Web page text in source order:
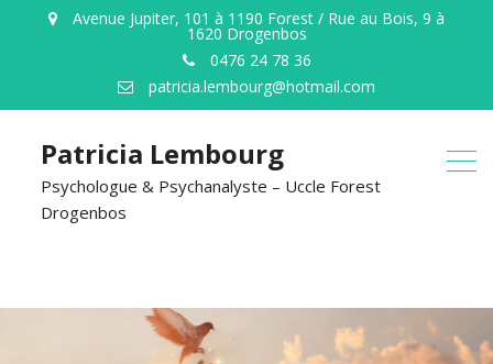
Avenue Jupiter, 101 à 1190 Forest / Rue au Bois, 9 à
1620 Drogenbos
0476 24 78 36
patricia.lembourg@hotmail.com
Patricia Lembourg
Psychologue & Psychanalyste – Uccle Forest
Drogenbos